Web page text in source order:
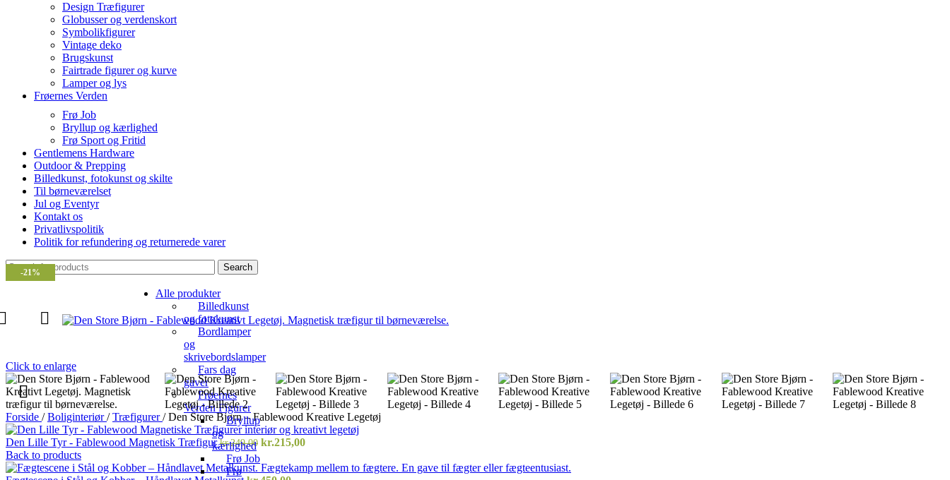
Design Træfigurer
Globusser og verdenskort
Symbolikfigurer
Vintage deko
Brugskunst
Fairtrade figurer og kurve
Lamper og lys
Frøernes Verden
Frø Job
Bryllup og kærlighed
Frø Sport og Fritid
Gentlemens Hardware
Outdoor & Prepping
Billedkunst, fotokunst og skilte
Til børneværelset
Jul og Eventyr
Kontakt os
Privatlivspolitik
Politik for refundering og returnerede varer
Alle produkter
Billedkunst
og fotokunst
Bordlamper
og
skrivebordslamper
Fars dag
gaver
Frøernes
Verden Figurer
Bryllup
og
kærlighed
Frø Job
Frø
Search
-21%
Click to enlarge
Forside / Boliginteriør/ Træfigurer/ Den Store Bjørn – Fablewood Kreative Legetøj
Den Lille Tyr - Fablewood Magnetisk Træfigurkr.249,00 Den
pris
kr.215,00Den
pris
Back to products